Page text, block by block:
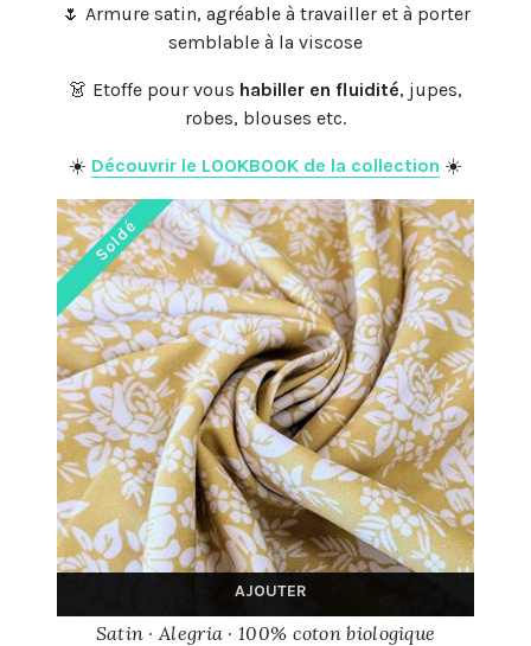
🌷 Armure satin, agréable à travailler et à porter
semblable à la viscose
👗 Etoffe pour vous habiller en fluidité, jupes,
robes, blouses etc.
☀️ Découvrir le LOOKBOOK de la collection ☀️
Soldé
AJOUTER
Satin · Alegria · 100% coton biologique